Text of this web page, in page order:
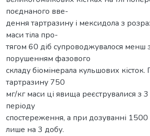
поєднаного вве-
дення тартразину і мексидола з
маси тіла про-
тягом 60 діб супроводжувалося менш
порушенням фазового
складу біомінерала кульшових
тартразину 750
мг/кг маси ці явища реєструвалися з
періоду
спостереження, а при дозуванні
лише на 3 добу.